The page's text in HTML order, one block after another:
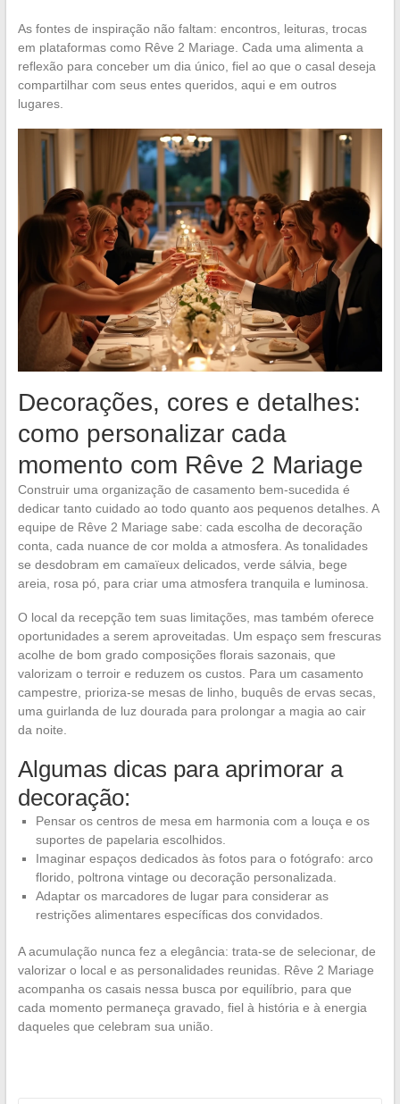
As fontes de inspiração não faltam: encontros, leituras, trocas
em plataformas como Rêve 2 Mariage. Cada uma alimenta a
reflexão para conceber um dia único, fiel ao que o casal deseja
compartilhar com seus entes queridos, aqui e em outros
lugares.
Decorações, cores e detalhes:
como personalizar cada
momento com Rêve 2 Mariage
Construir uma organização de casamento bem-sucedida é
dedicar tanto cuidado ao todo quanto aos pequenos detalhes. A
equipe de Rêve 2 Mariage sabe: cada escolha de decoração
conta, cada nuance de cor molda a atmosfera. As tonalidades
se desdobram em camaïeux delicados, verde sálvia, bege
areia, rosa pó, para criar uma atmosfera tranquila e luminosa.
O local da recepção tem suas limitações, mas também oferece
oportunidades a serem aproveitadas. Um espaço sem frescuras
acolhe de bom grado composições florais sazonais, que
valorizam o terroir e reduzem os custos. Para um casamento
campestre, prioriza-se mesas de linho, buquês de ervas secas,
uma guirlanda de luz dourada para prolongar a magia ao cair
da noite.
Algumas dicas para aprimorar a
decoração:
Pensar os centros de mesa em harmonia com a louça e os
suportes de papelaria escolhidos.
Imaginar espaços dedicados às fotos para o fotógrafo: arco
florido, poltrona vintage ou decoração personalizada.
Adaptar os marcadores de lugar para considerar as
restrições alimentares específicas dos convidados.
A acumulação nunca fez a elegância: trata-se de selecionar, de
valorizar o local e as personalidades reunidas. Rêve 2 Mariage
acompanha os casais nessa busca por equilíbrio, para que
cada momento permaneça gravado, fiel à história e à energia
daqueles que celebram sua união.